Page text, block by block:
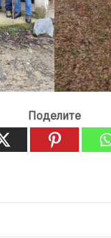
Поделите